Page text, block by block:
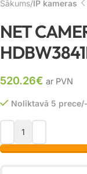
Sākums IP kameras
NET
520.26€ ar PVN
Noliktavā 5